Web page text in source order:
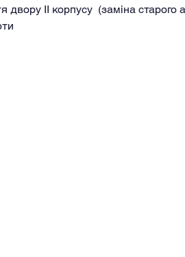
двору ІІ корпусу  (заміна